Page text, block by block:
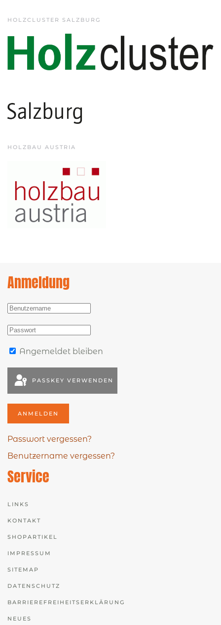
HOLZCLUSTER SALZBURG
HOLZBAU AUSTRIA
Anmeldung
Angemeldet bleiben
PASSKEY VERWENDEN
ANMELDEN
Passwort vergessen?
Benutzername vergessen?
Service
LINKS
KONTAKT
SHOPARTIKEL
IMPRESSUM
SITEMAP
DATENSCHUTZ
BARRIEREFREIHEITSERKLÄRUNG
NEUES